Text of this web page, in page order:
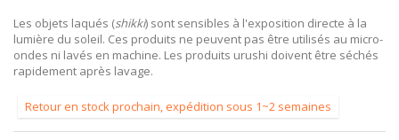
Les objets laqués (shikki) sont sensibles à l'exposition directe à la
lumière du soleil. Ces produits ne peuvent pas être utilisés au micro-
ondes ni lavés en machine. Les produits urushi doivent être séchés
rapidement après lavage.
Retour en stock prochain, expédition sous 1~2 semaines